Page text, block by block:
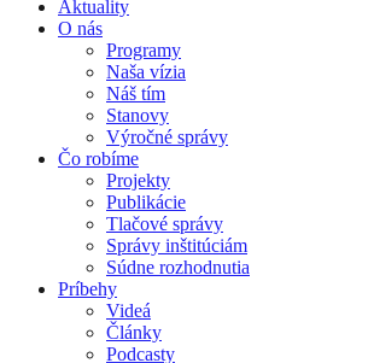
Aktuality
O nás
Programy
Naša vízia
Náš tím
Stanovy
Výročné správy
Čo robíme
Projekty
Publikácie
Tlačové správy
Správy inštitúciám
Súdne rozhodnutia
Príbehy
Videá
Články
Podcasty